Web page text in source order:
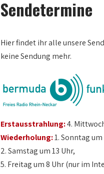
Sendetermine
Hier findet ihr alle unsere
keine Sendung mehr.
Erstausstrahlung:4.
Wiederholung:1. Sonntag um
2. Samstag um 13 Uhr,
5. Freitag um 8 Uhr (nur im